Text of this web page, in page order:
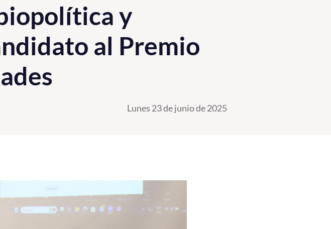
y
al Premio
Lunes 23 de junio de 2025